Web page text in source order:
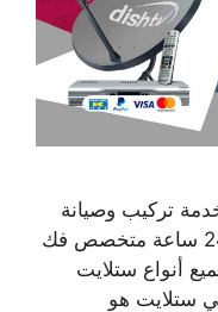
تركيب وصيانة
ستلايت رسيفر رقم فني ستلايت 24 ساعة متخصص فك
أنواع ستلايت
ستلايت هو